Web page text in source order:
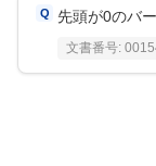
先頭が0のバ
文書番号: